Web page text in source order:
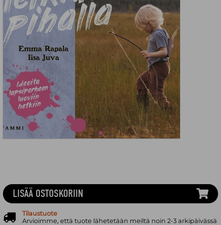
LISÄÄ OSTOSKORIIN
Tilaustuote
Arvioimme, että tuote lähetetään meiltä noin 2-3 arkipäivässä